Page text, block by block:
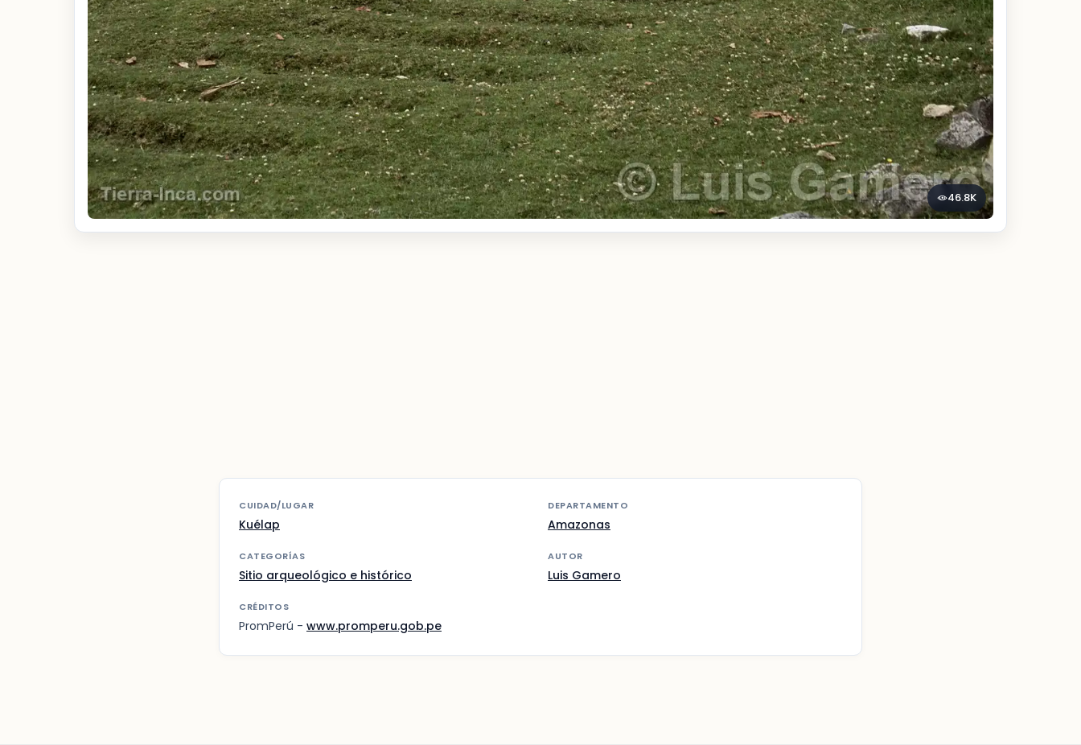
46.8K
CUIDAD/LUGAR
Kuélap
DEPARTAMENTO
Amazonas
CATEGORÍAS
Sitio arqueológico e histórico
AUTOR
Luis Gamero
CRÉDITOS
PromPerú - www.promperu.gob.pe